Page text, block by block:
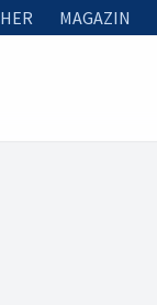
MAGAZIN